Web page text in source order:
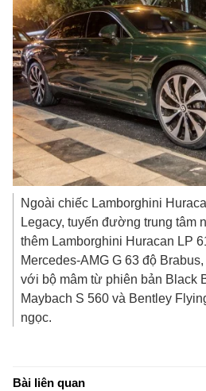
Ngoài chiếc Lamborghini
Legacy, tuyến đường trung tâm
thêm Lamborghini Huracan LP
Mercedes-AMG G 63 độ
với bộ mâm từ phiên bản Black
Maybach S 560 và Bentley
ngọc.
Bài liên quan